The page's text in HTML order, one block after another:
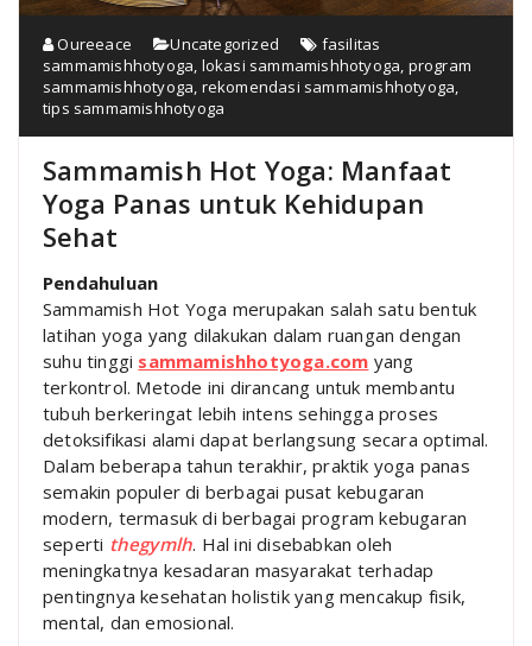
Oureeace Uncategorized
fasilitas
sammamishhotyoga, lokasi sammamishhotyoga, program
sammamishhotyoga, rekomendasi sammamishhotyoga,
tips sammamishhotyoga
Sammamish Hot Yoga: Manfaat
Yoga Panas untuk Kehidupan
Sehat
Pendahuluan
Sammamish Hot Yoga merupakan salah satu bentuk
latihan yoga yang dilakukan dalam ruangan dengan
suhu tinggi sammamishhotyoga.com yang
terkontrol. Metode ini dirancang untuk membantu
tubuh berkeringat lebih intens sehingga proses
detoksifikasi alami dapat berlangsung secara optimal.
Dalam beberapa tahun terakhir, praktik yoga panas
semakin populer di berbagai pusat kebugaran
modern, termasuk di berbagai program kebugaran
seperti thegymlh. Hal ini disebabkan oleh
meningkatnya kesadaran masyarakat terhadap
pentingnya kesehatan holistik yang mencakup fisik,
mental, dan emosional.